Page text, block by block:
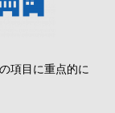
項目に重点的に